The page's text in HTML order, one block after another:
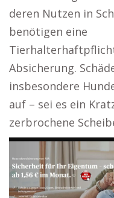
deren Nutzen in
benötigen eine
Absicherung.
insbesondere
auf – sei es ein
zerbrochene